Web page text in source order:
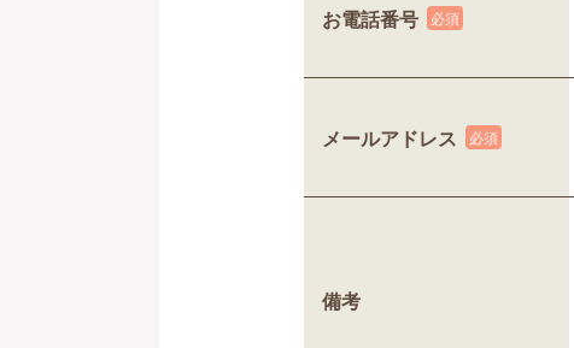
お電話番号
メールアドレス
備考